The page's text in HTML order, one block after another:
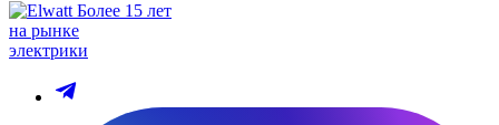
Более 15 лет
на рынке
электрики